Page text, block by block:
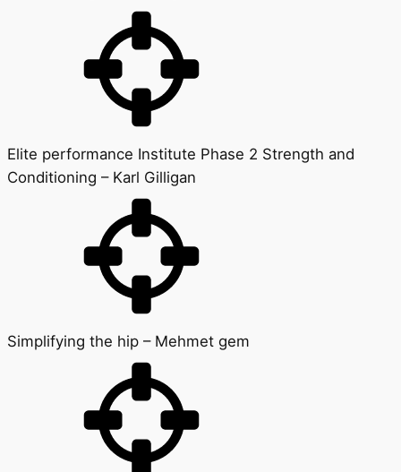
Elite performance Institute Phase 2 Strength and
Conditioning – Karl Gilligan
Simplifying the hip – Mehmet gem